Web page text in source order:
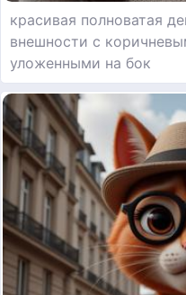
красивая полноватая
внешности с
уложенными на бок